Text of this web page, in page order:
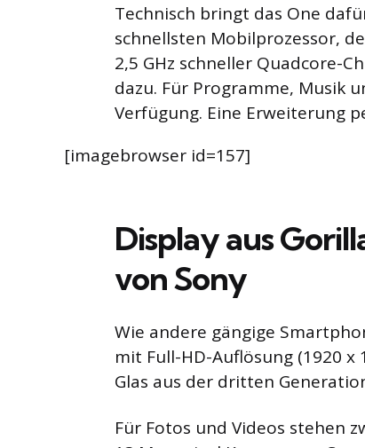
Technisch bringt das One
schnellsten Mobilprozessor,
2,5 GHz schneller Quadcore-
dazu. Für Programme, Musik
Verfügung. Eine Erweiterung
[imagebrowser id=157]
Display aus
von Sony
Wie andere gängige
mit Full-HD-Auflösung (1920
Glas aus der dritten
Für Fotos und Videos stehen